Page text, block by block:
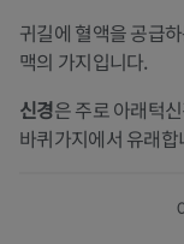
귀길에 혈액을 공급
맥의 가지입니다.
신경은 주로 아래턱
바퀴가지에서 유래합